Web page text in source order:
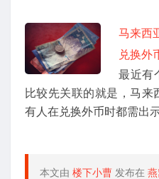
马来西
兑换外
最近有
比较先关联的就是，马来
有人在兑换外币时都需出
本文由 楼下小曹 发布在